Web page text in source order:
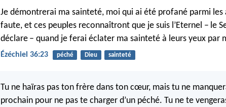
Je démontrerai ma sainteté, moi qui ai été profané parmi
faute, et ces peuples reconnaîtront que je suis l’Eternel – le
déclare – quand je ferai éclater ma sainteté à leurs yeux par
Ézéchiel 36:23 péché Dieu sainteté
Tu ne haïras pas ton frère dans ton cœur, mais tu ne
prochain pour ne pas te charger d’un péché. Tu ne te